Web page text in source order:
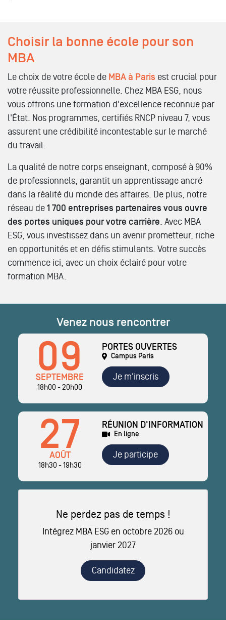
Choisir la bonne école pour son
MBA
Le choix de votre école de MBA à Paris est crucial pour
votre réussite professionnelle. Chez MBA ESG, nous
vous offrons une formation d'excellence reconnue par
l'État. Nos programmes, certifiés RNCP niveau 7, vous
assurent une crédibilité incontestable sur le marché
du travail.
La qualité de notre corps enseignant, composé à 90%
de professionnels, garantit un apprentissage ancré
dans la réalité du monde des affaires. De plus, notre
réseau de 1 700 entreprises partenaires vous ouvre
des portes uniques pour votre carrière. Avec MBA
ESG, vous investissez dans un avenir prometteur, riche
en opportunités et en défis stimulants. Votre succès
commence ici, avec un choix éclairé pour votre
formation MBA.
Venez nous rencontrer
09
SEPTEMBRE
18h00 - 20h00
PORTES OUVERTES
Campus Paris
Je m'inscris
27
AOÛT
18h30 - 19h30
RÉUNION D'INFORMATION
En ligne
Je participe
Ne perdez pas de temps !
Intégrez MBA ESG en octobre 2026 ou
janvier 2027
Candidatez